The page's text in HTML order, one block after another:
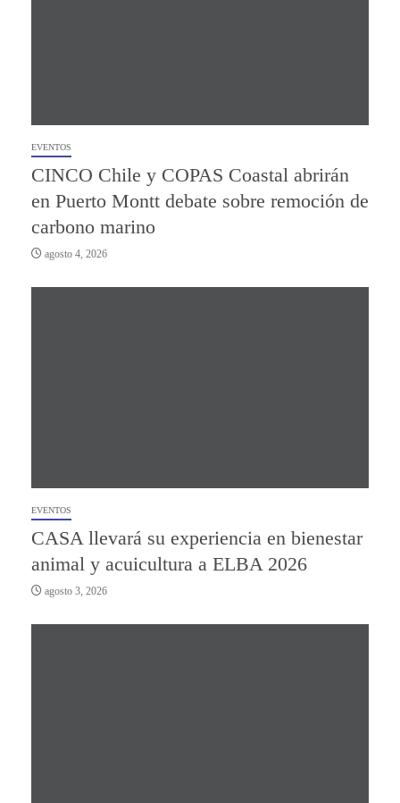
EVENTOS
CINCO Chile y COPAS Coastal abrirán
en Puerto Montt debate sobre remoción de
carbono marino
agosto 4, 2026
EVENTOS
CASA llevará su experiencia en bienestar
animal y acuicultura a ELBA 2026
agosto 3, 2026